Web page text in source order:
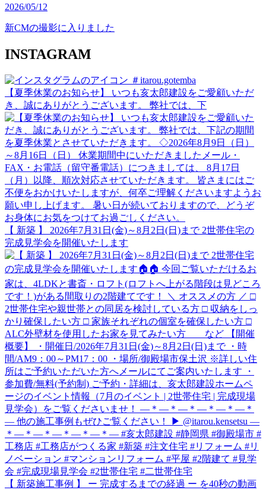
2026/05/12
新CMの撮影に入りました
INSTAGRAM
＃itarou.gotemba
【夏季休業のお知らせ】 いつも亥太郎建設をご愛顧いただ
き、誠にありがとうございます。 弊社では、下
【 新築 】 2026年7月31日(金)～8月2日(日)まで 2世帯住宅の
完成見学会を開催いたします
【 新築施工事例 】 ー 完成するまでの経過 ー を40秒の動画